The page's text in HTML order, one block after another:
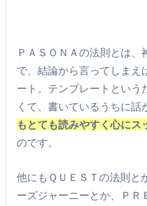
ＰＡＳＯＮＡの法則とは
で、結論から言ってしまえ
ート。テンプレートという
くて、書いているうちに話
もとても読みやすく心に
のです。
他にもＱＵＥＳＴの法則と
ーズジャーニーとか、ＰＲ